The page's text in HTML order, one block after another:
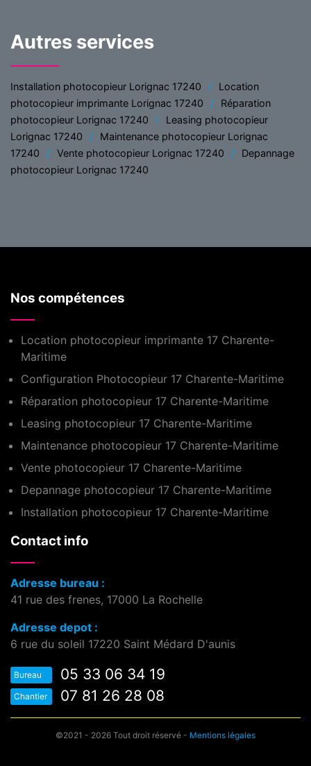
Autres services
Installation photocopieur Lorignac 17240
Location
photocopieur imprimante Lorignac 17240
Réparation
photocopieur Lorignac 17240
Leasing photocopieur
Lorignac 17240
Maintenance photocopieur Lorignac
17240
Vente photocopieur Lorignac 17240
Depannage
photocopieur Lorignac 17240
Nos compétences
Location photocopieur imprimante 17 Charente-
Maritime
Configuration Photocopieur 17 Charente-Maritime
Réparation photocopieur 17 Charente-Maritime
Leasing photocopieur 17 Charente-Maritime
Maintenance photocopieur 17 Charente-Maritime
Vente photocopieur 17 Charente-Maritime
Depannage photocopieur 17 Charente-Maritime
Installation photocopieur 17 Charente-Maritime
Contact info
Adresse bureau :
41 rue des frenes, 17000 La Rochelle
Adresse depot :
6 rue du soleil 17220 Saint Médard D'aunis
Bureau 05 33 06 34 19
Chantier 07 81 26 28 08
©2021 - 2026 Tout droit réservé - Mentions légales